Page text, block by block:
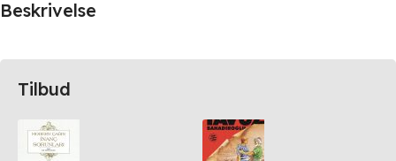
Beskrivelse
Tilbud